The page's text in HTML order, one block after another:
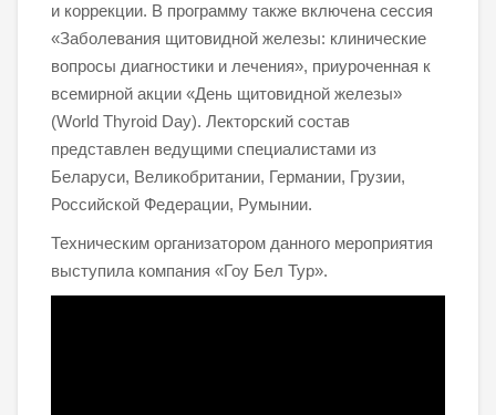
и коррекции. В программу также включена сессия
«Заболевания щитовидной железы: клинические
вопросы диагностики и лечения», приуроченная к
всемирной акции «День щитовидной железы»
(World Thyroid Day). Лекторский состав
представлен ведущими специалистами из
Беларуси, Великобритании, Германии, Грузии,
Российской Федерации, Румынии.
Техническим организатором данного мероприятия
выступила компания «Гоу Бел Тур».